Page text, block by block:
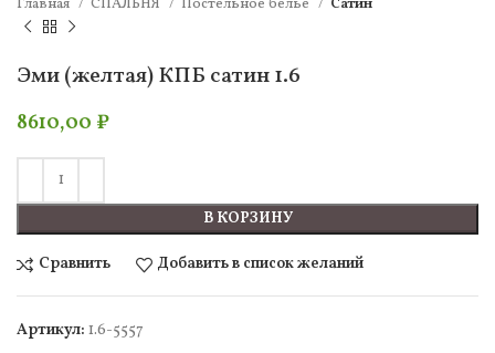
Эми (желтая) КПБ сатин 1.6
8610,00 ₽
В КОРЗИНУ
Сравнить Добавить в список желаний
Артикул: 1.6-5557